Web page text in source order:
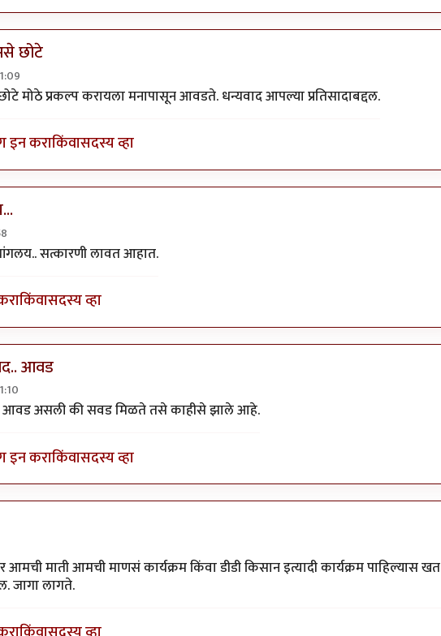
छोटे
हॅbyस्वधर्म
मोठे प्रकल्प करायला मनापासून आवडते. धन्यवाद आपल्या प्रतिसादाबद्दल.
इन कराकिंवासदस्य व्हा
सत्कारणी लावत आहात.
किंवासदस्य व्हा
आवड
वेळ दिसतोय...byअहिरावण
आवड असली की सवड मिळते तसे काहीसे झाले आहे.
इन कराकिंवासदस्य व्हा
आमची माती आमची माणसं कार्यक्रम किंवा डीडी किसान इत्यादी कार्यक्रम पाहिल्यास खत
जागा लागते.